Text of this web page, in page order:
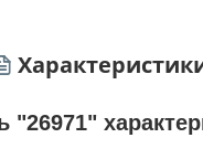
"26971"